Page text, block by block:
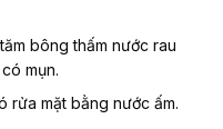
bông thấm nước rau
mụn.
rửa mặt bằng nước ấm.